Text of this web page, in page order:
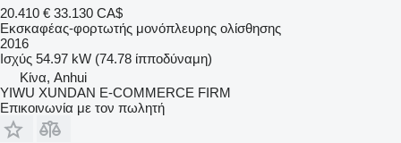
20.410 € 33.130 CA$
Εκσκαφέας-φορτωτής μονόπλευρης ολίσθησης
2016
Ισχύς 54.97 kW (74.78 ίπποδύναμη)
Κίνα, Anhui
YIWU XUNDAN E-COMMERCE FIRM
Επικοινωνία με τον πωλητή